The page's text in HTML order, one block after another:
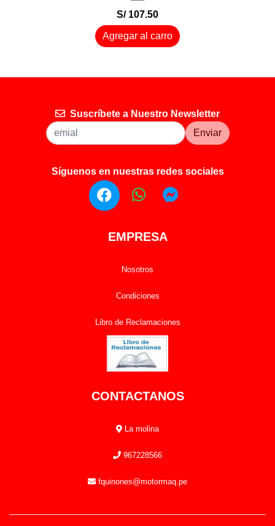
S/ 107.50
Agregar al carro
Suscríbete a Nuestro Newsletter
Enviar
Síguenos en nuestras redes sociales
EMPRESA
Nosotros
Condiciones
Libro de Reclamaciones
CONTACTANOS
La molina
967228566
fquinones@motormaq.pe